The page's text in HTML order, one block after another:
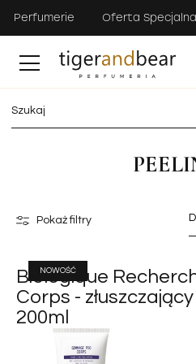
Perfumerie Oferta Specjalna
Pokaż filtry
Biologique
Corps -
200ml
NOWOŚĆ